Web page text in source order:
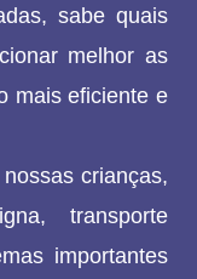
sabe quais
melhor as
mais eficiente e
crianças,
transporte
importantes